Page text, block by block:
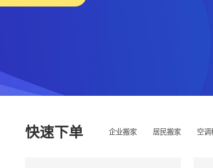
快速下单 企业搬家 居民搬家 空调